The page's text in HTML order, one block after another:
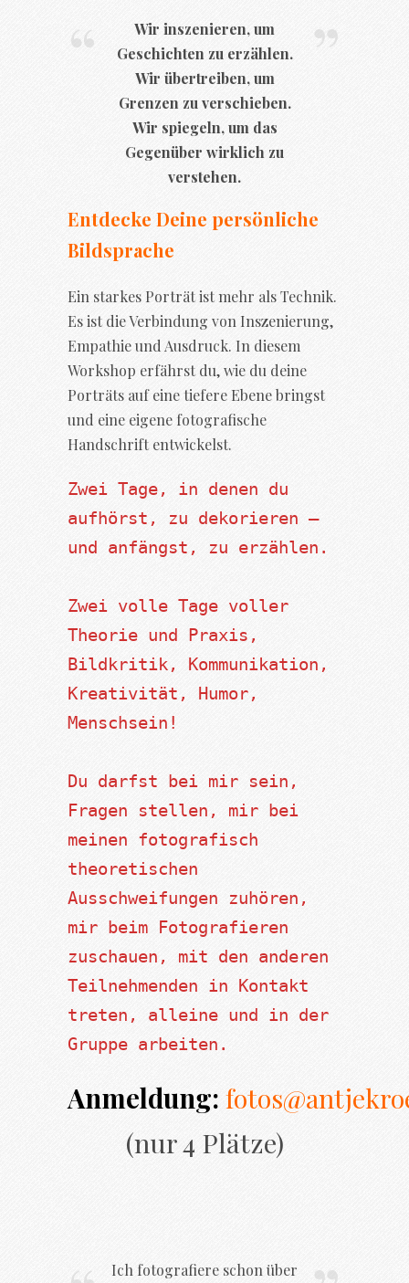
Wir inszenieren, um
Geschichten zu erzählen.
Wir übertreiben, um
Grenzen zu verschieben.
Wir spiegeln, um das
Gegenüber wirklich zu
verstehen.
Entdecke Deine persönliche
Bildsprache
Ein starkes Porträt ist mehr als Technik.
Es ist die Verbindung von Inszenierung,
Empathie und Ausdruck. In diesem
Workshop erfährst du, wie du deine
Porträts auf eine tiefere Ebene bringst
und eine eigene fotografische
Handschrift entwickelst.
Zwei Tage, in denen du
aufhörst, zu dekorieren –
und anfängst, zu erzählen.
Zwei volle Tage voller
Theorie und Praxis,
Bildkritik, Kommunikation,
Kreativität, Humor,
Menschsein!
Du darfst bei mir sein,
Fragen stellen, mir bei
meinen fotografisch
theoretischen
Ausschweifungen zuhören,
mir beim Fotografieren
zuschauen, mit den anderen
Teilnehmenden in Kontakt
treten, alleine und in der
Gruppe arbeiten.
Anmeldung:
(nur 4 Plätze)
Ich fotografiere schon über